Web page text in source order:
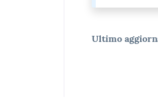
Ultimo